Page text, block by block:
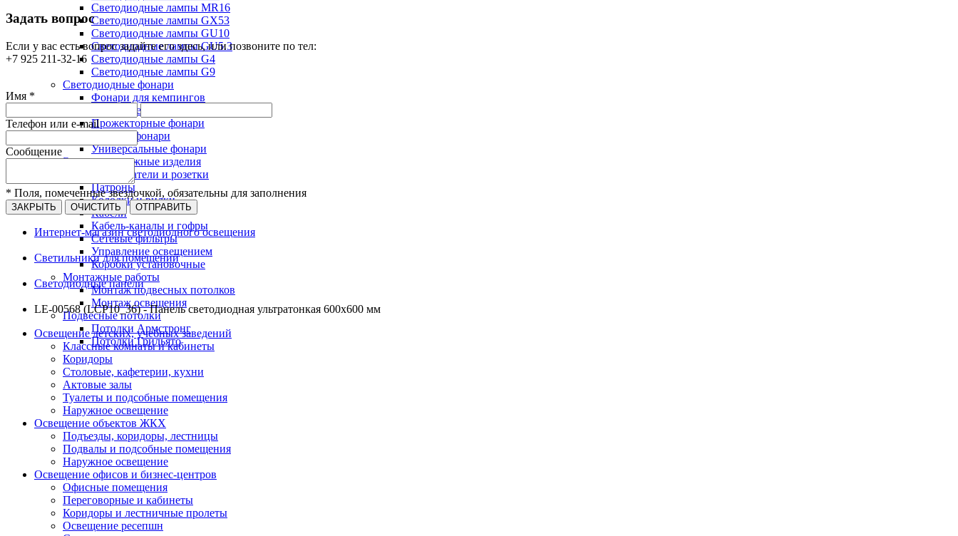
Светодиодные лампы MR16
Светодиодные лампы GX53
Светодиодные лампы GU10
Светодиодные лампы GU5.3
Светодиодные лампы G4
Светодиодные лампы G9
Светодиодные фонари
Фонари для кемпингов
Налобные фонари
Прожекторные фонари
Рабочие фонари
Универсальные фонари
Электромонтажные изделия
Выключатели и розетки
Патроны
Колодки и вилки
Кабели
Кабель-каналы и гофры
Сетевые фильтры
Управление освещением
Коробки установочные
Монтажные работы
Монтаж подвесных потолков
Монтаж освещения
Подвесные потолки
Потолки Армстронг
Потолки Грильято
Задать вопрос
Если у вас есть вопрос задайте его здесь, или позвоните по тел:
+7 925 211-32-16
Имя *
Телефон или e-mail
Сообщение
* Поля, помеченные звездочкой, обязательны для заполнения
ЗАКРЫТЬ ОЧИСТИТЬ ОТПРАВИТЬ
Интернет-магазин светодиодного освещения
Светильники для помещений
Светодиодные панели
LE-00568 (LCP10_36) - Панель светодиодная ультратонкая 600х600 мм
Освещение детских, учебных заведений
Классные комнаты и кабинеты
Коридоры
Столовые, кафетерии, кухни
Актовые залы
Туалеты и подсобные помещения
Наружное освещение
Освещение объектов ЖКХ
Подъезды, коридоры, лестницы
Подвалы и подсобные помещения
Наружное освещение
Освещение офисов и бизнес-центров
Офисные помещения
Переговорные и кабинеты
Коридоры и лестничные пролеты
Освещение ресепшн